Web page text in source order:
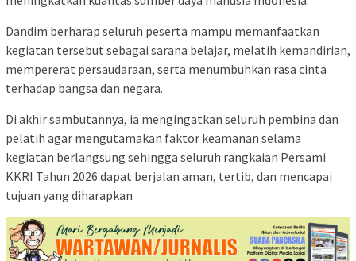
Dandim berharap seluruh peserta mampu memanfaatkan
kegiatan tersebut sebagai sarana belajar, melatih kemandirian,
mempererat persaudaraan, serta menumbuhkan rasa cinta
terhadap bangsa dan negara.
Di akhir sambutannya, ia mengingatkan seluruh pembina dan
pelatih agar mengutamakan faktor keamanan selama
kegiatan berlangsung sehingga seluruh rangkaian Persami
KKRI Tahun 2026 dapat berjalan aman, tertib, dan mencapai
tujuan yang diharapkan